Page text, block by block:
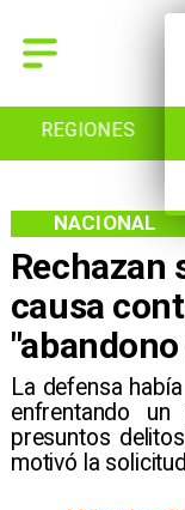
REGIONES
Rechazan
causa
​La defensa
enfrentando
presuntos
motivó la
NACIONAL